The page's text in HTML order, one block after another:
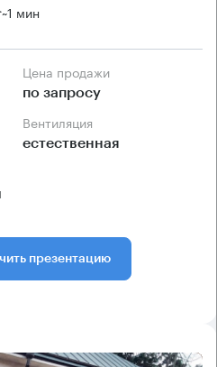
~1 мин
Цена продажи
по запросу
Вентиляция
естественная
презентацию